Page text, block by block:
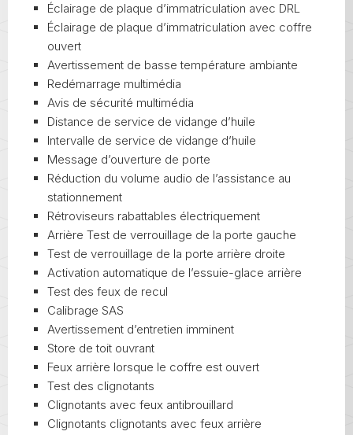
Éclairage de plaque d’immatriculation avec DRL
Éclairage de plaque d’immatriculation avec coffre
ouvert
Avertissement de basse température ambiante
Redémarrage multimédia
Avis de sécurité multimédia
Distance de service de vidange d’huile
Intervalle de service de vidange d’huile
Message d’ouverture de porte
Réduction du volume audio de l’assistance au
stationnement
Rétroviseurs rabattables électriquement
Arrière Test de verrouillage de la porte gauche
Test de verrouillage de la porte arrière droite
Activation automatique de l’essuie-glace arrière
Test des feux de recul
Calibrage SAS
Avertissement d’entretien imminent
Store de toit ouvrant
Feux arrière lorsque le coffre est ouvert
Test des clignotants
Clignotants avec feux antibrouillard
Clignotants clignotants avec feux arrière